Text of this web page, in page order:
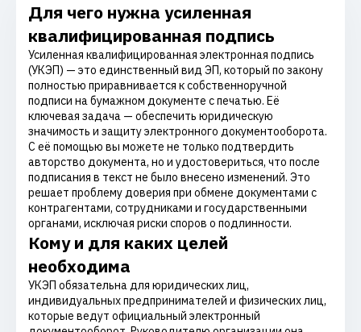
Для чего нужна усиленная
квалифицированная подпись
Усиленная квалифицированная электронная подпись
(УКЭП) — это единственный вид ЭП, который по закону
полностью приравнивается к собственноручной
подписи на бумажном документе с печатью. Её
ключевая задача — обеспечить юридическую
значимость и защиту электронного документооборота.
С её помощью вы можете не только подтвердить
авторство документа, но и удостовериться, что после
подписания в текст не было внесено изменений. Это
решает проблему доверия при обмене документами с
контрагентами, сотрудниками и государственными
органами, исключая риски споров о подлинности.
Кому и для каких целей
необходима
УКЭП обязательна для юридических лиц,
индивидуальных предпринимателей и физических лиц,
которые ведут официальный электронный